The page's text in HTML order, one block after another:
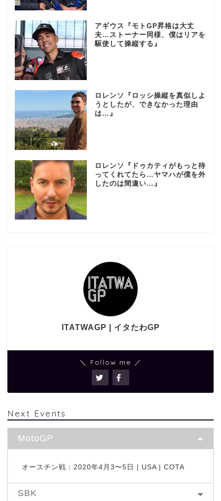
アギウス『モトGP昇格は大丈
夫…ストーナー同様、僕はリアを
駆使して操縦する』
ロレンソ『ロッシ操縦を真似しよ
うとしたが、できなかった理由
は…』
ロレンソ『ドゥカティがもっと待
ってくれてたら…ヤマハが僕を外
したのは間違い…』
ITATWAGP | イタたわGP
＼ Follow me ／
Next Events
MotoGP
オースチン戦：2020年4月3〜5日 | USA | COTA
SBK